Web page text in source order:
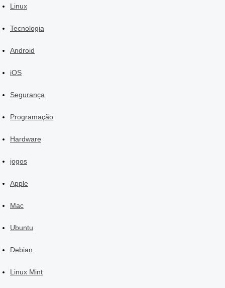
Linux
Tecnologia
Android
iOS
Segurança
Programação
Hardware
jogos
Apple
Mac
Ubuntu
Debian
Linux Mint